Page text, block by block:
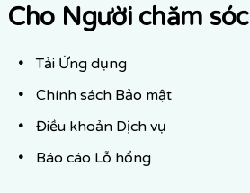
Cho Người chăm sóc
Tải Ứng dụng
Chính sách Bảo mật
Điều khoản Dịch vụ
Báo cáo Lỗ hổng